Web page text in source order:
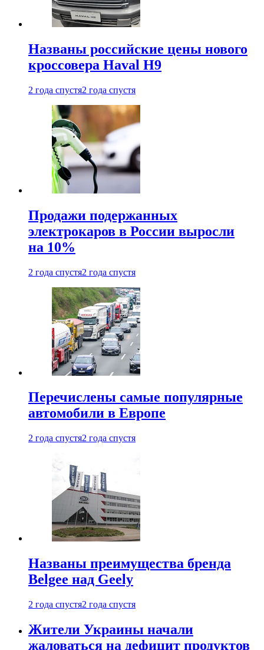
Названы российские цены нового
кроссовера Haval H9
2 года спустя2 года спустя
Продажи подержанных
электрокаров в России выросли
на 10%
2 года спустя2 года спустя
Перечислены самые популярные
автомобили в Европе
2 года спустя2 года спустя
Названы преимущества бренда
Belgee над Geely
2 года спустя2 года спустя
Жители Украины начали
жаловаться на дефицит продуктов